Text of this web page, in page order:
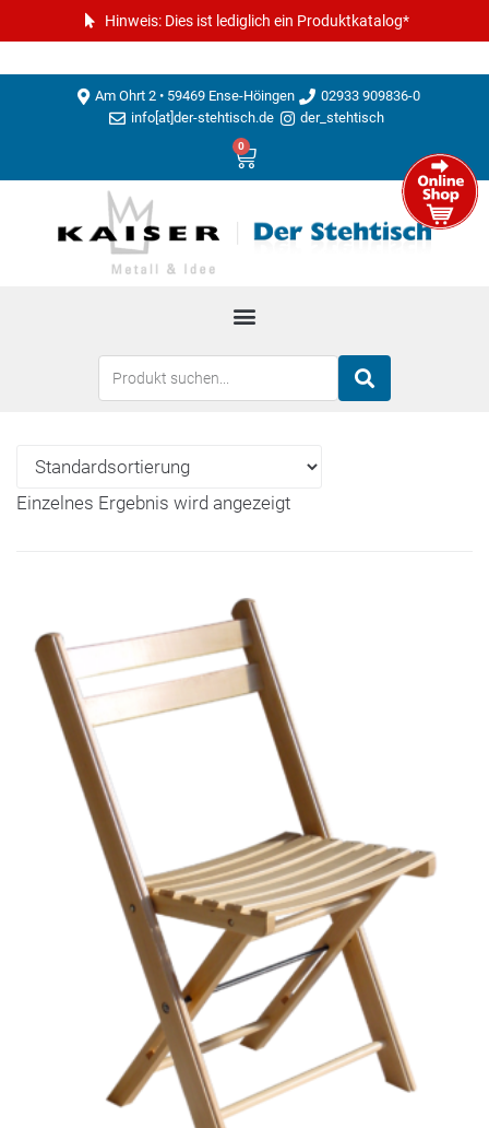
Hinweis: Dies ist lediglich ein Produktkatalog*
Am Ohrt 2 • 59469 Ense-Höingen
02933 909836-0
info[at]der-stehtisch.de
der_stehtisch
0
Einzelnes Ergebnis wird angezeigt